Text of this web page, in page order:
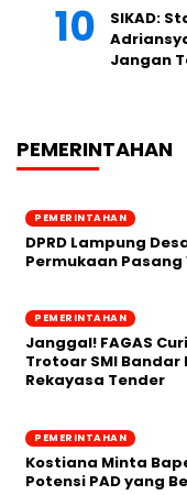
SIKAD:
Jangan
PEMERINTAHAN
PEMERINTAHAN
DPRD Lampung
Permukaan
PEMERINTAHAN
Janggal! FAGAS
Trotoar SMI
Rekayasa Tender
PEMERINTAHAN
Kostiana Minta
Potensi PAD yang